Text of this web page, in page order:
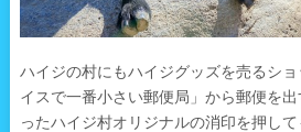
ハイジの村にもハイジグッズを売るシ
イスで一番小さい郵便局」から郵便を
ったハイジ村オリジナルの消印を押して